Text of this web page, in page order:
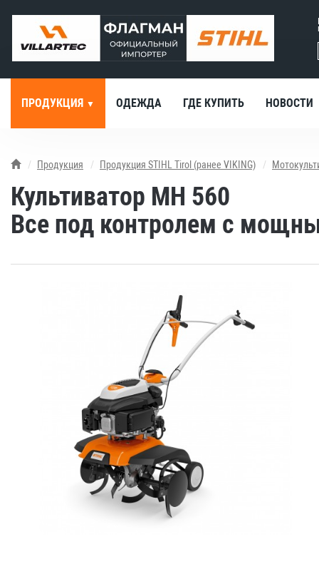
ПРОДУКЦИЯ ОДЕЖДА ГДЕ КУПИТЬ НОВОСТИ
Продукция Продукция STIHL Tirol (ранее VIKING)
Культиватор MH 560
Все под контролем с